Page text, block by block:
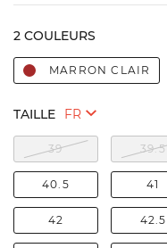
2 COULEURS
MARRON CLAIR
TAILLE
39 39.5
40.5 41
42 42.5